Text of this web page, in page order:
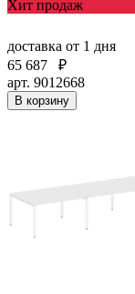
Хит продаж
доставка от 1 дня
65 687
₽
арт. 9012668
В корзину